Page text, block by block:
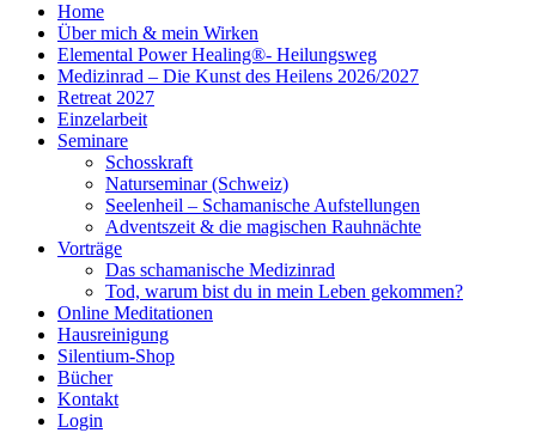
Home
Über mich & mein Wirken
Elemental Power Healing®- Heilungsweg
Medizinrad – Die Kunst des Heilens 2026/2027
Retreat 2027
Einzelarbeit
Seminare
Schosskraft
Naturseminar (Schweiz)
Seelenheil – Schamanische Aufstellungen
Adventszeit & die magischen Rauhnächte
Vorträge
Das schamanische Medizinrad
Tod, warum bist du in mein Leben gekommen?
Online Meditationen
Hausreinigung
Silentium-Shop
Bücher
Kontakt
Login